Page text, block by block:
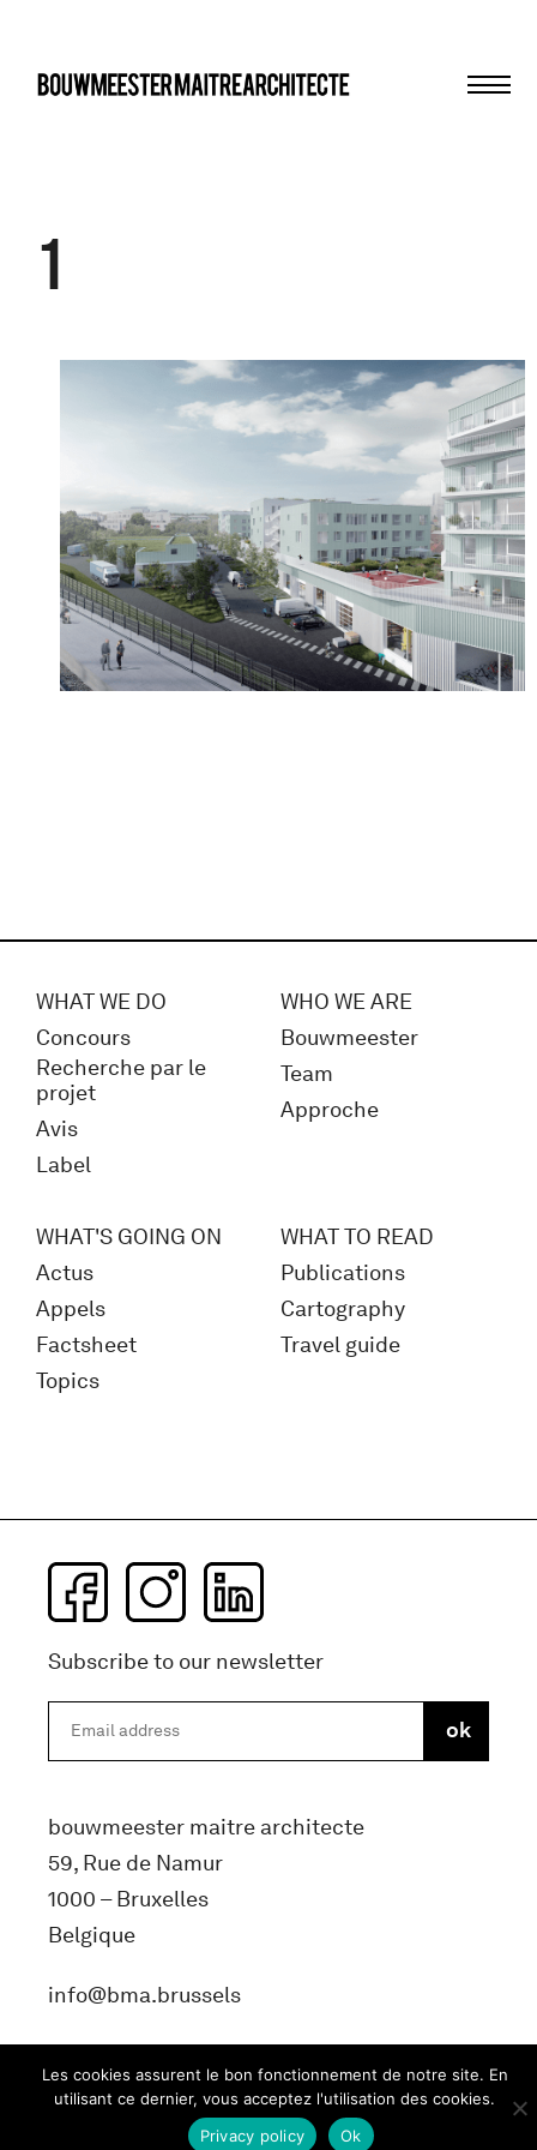
1
WHAT WE DO
Concours
Recherche par le
projet
Avis
Label
WHO WE ARE
Bouwmeester
Team
Approche
WHAT'S GOING ON
Actus
Appels
Factsheet
Topics
WHAT TO READ
Publications
Cartography
Travel guide
Subscribe to our newsletter
bouwmeester maitre architecte
59, Rue de Namur
1000 – Bruxelles
Belgique
info@bma.brussels
Les cookies assurent le bon fonctionnement de notre site. En
utilisant ce dernier, vous acceptez l'utilisation des cookies.
Ok
Privacy policy